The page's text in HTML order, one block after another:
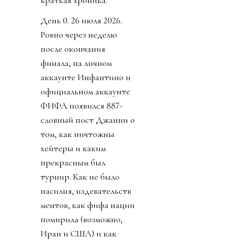
День 0. 26 июля 2026.
Ровно через неделю
после окончания
финала, на личном
аккаунте Инфантино и
официальном аккаунте
ФИФА появился 887-
словный пост Джанни о
том, как ничтожны
хейтеры и каким
прекрасным был
турнир. Как не было
насилия, издевательств
ментов, как фифа нации
помирила (возможно,
Иран и США) и как